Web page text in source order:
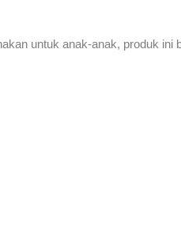
untuk anak-anak, produk ini